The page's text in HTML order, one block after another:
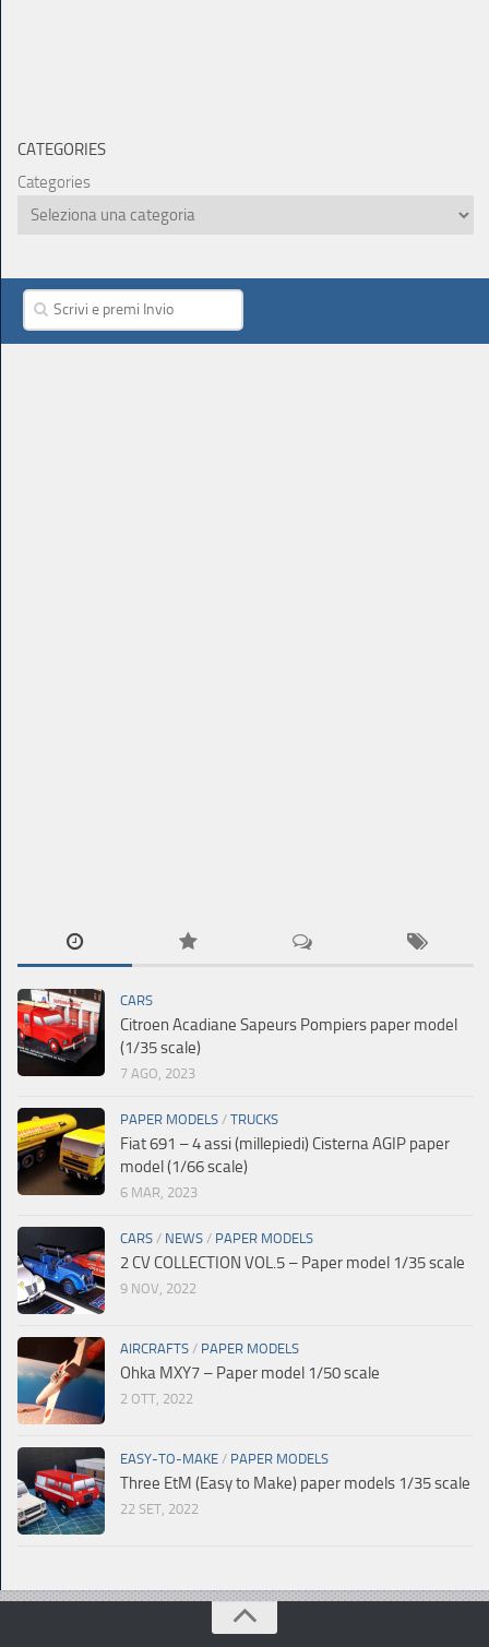
CATEGORIES
Categories
CARS
Citroen Acadiane Sapeurs Pompiers paper model
(1/35 scale)
7 AGO, 2023
PAPER MODELS / TRUCKS
Fiat 691 – 4 assi (millepiedi) Cisterna AGIP paper
model (1/66 scale)
6 MAR, 2023
CARS / NEWS / PAPER MODELS
2 CV COLLECTION VOL.5 – Paper model 1/35 scale
9 NOV, 2022
AIRCRAFTS / PAPER MODELS
Ohka MXY7 – Paper model 1/50 scale
2 OTT, 2022
EASY-TO-MAKE / PAPER MODELS
Three EtM (Easy to Make) paper models 1/35 scale
22 SET, 2022